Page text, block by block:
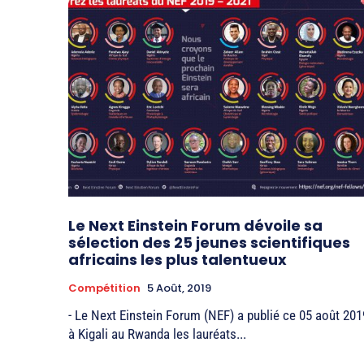
Le Next Einstein Forum dévoile sa
sélection des 25 jeunes scientifiques
africains les plus talentueux
Compétition 5 Août, 2019
- Le Next Einstein Forum (NEF) a publié ce 05 août
à Kigali au Rwanda les lauréats...